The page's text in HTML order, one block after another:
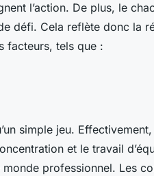
l’action. De plus, le
défi. Cela reflète donc la
facteurs, tels que :
simple jeu.
et le travail
professionnel. Les